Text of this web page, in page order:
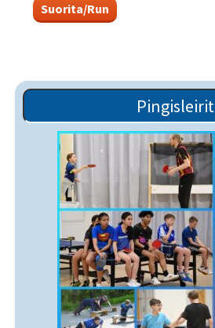
Suorita/Run
Pingisleirit